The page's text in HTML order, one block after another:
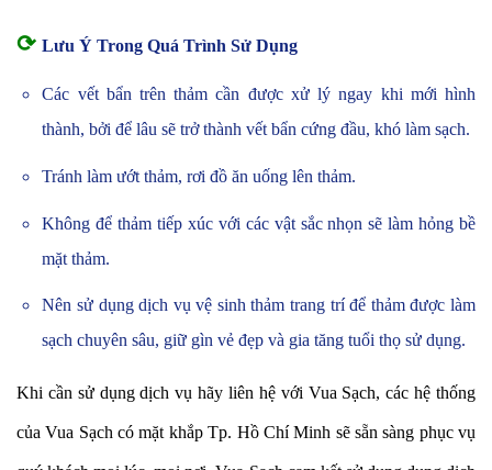
⟳ Lưu Ý Trong Quá Trình Sử Dụng
Các vết bẩn trên thảm cần được xử lý ngay khi mới hình
thành, bởi để lâu sẽ trở thành vết bẩn cứng đầu, khó làm sạch.
Tránh làm ướt thảm, rơi đồ ăn uống lên thảm.
Không để thảm tiếp xúc với các vật sắc nhọn sẽ làm hỏng bề
mặt thảm.
Nên sử dụng dịch vụ vệ sinh thảm trang trí để thảm được làm
sạch chuyên sâu, giữ gìn vẻ đẹp và gia tăng tuổi thọ sử dụng.
Khi cần sử dụng dịch vụ hãy liên hệ với Vua Sạch, các hệ thống
của Vua Sạch có mặt khắp Tp. Hồ Chí Minh sẽ sẵn sàng phục vụ